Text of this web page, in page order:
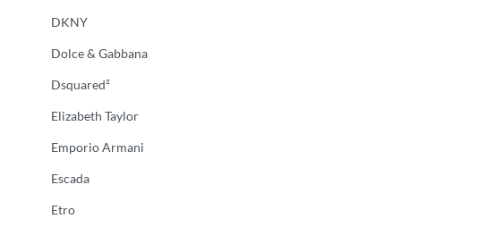
DKNY
Dolce & Gabbana
Dsquared²
Elizabeth Taylor
Emporio Armani
Escada
Etro